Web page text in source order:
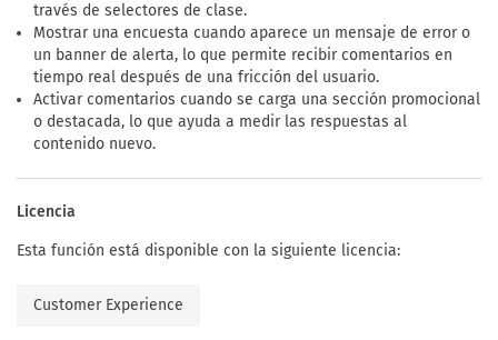
través de selectores de clase.
Mostrar una encuesta cuando aparece un mensaje de error o
un banner de alerta, lo que permite recibir comentarios en
tiempo real después de una fricción del usuario.
Activar comentarios cuando se carga una sección promocional
o destacada, lo que ayuda a medir las respuestas al
contenido nuevo.
Licencia
Esta función está disponible con la siguiente licencia:
Customer Experience